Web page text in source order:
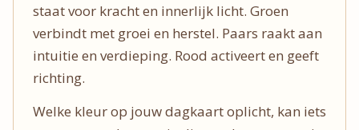
staat voor kracht en innerlijk licht. Groen
verbindt met groei en herstel. Paars raakt aan
intuitie en verdieping. Rood activeert en geeft
richting.
Welke kleur op jouw dagkaart oplicht, kan iets